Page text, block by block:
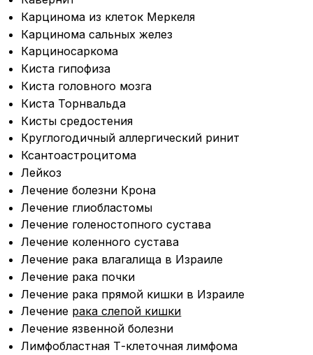
Карцинома из клеток Меркеля
Карцинома сальных желез
Карциносаркома
Киста гипофиза
Киста головного мозга
Киста Торнвальда
Кисты средостения
Круглогодичный аллергический ринит
Ксантоастроцитома
Лейкоз
Лечение болезни Крона
Лечение глиобластомы
Лечение голеностопного сустава
Лечение коленного сустава
Лечение рака влагалища в Израиле
Лечение рака почки
Лечение рака прямой кишки в Израиле
Лечение рака слепой кишки
Лечение язвенной болезни
Лимфобластная Т-клеточная лимфома